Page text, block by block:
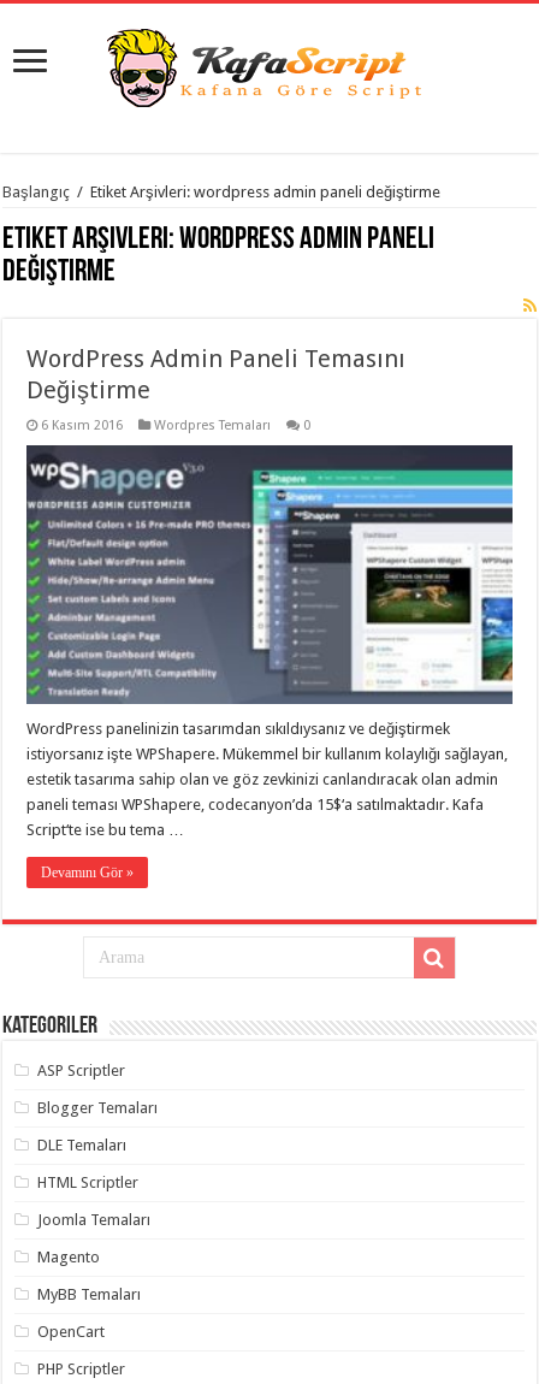
istanbul
evden
eve
taşımacılık,
gaziantep
taşımacılık ,
evden
taşımacılık,
gaziantep
evden
taşımacılık,
evden
taşımacılık,
gaziantep
evden
taşımacılık,
gaziantep
evden
taşımacılık,
evden
taşımacılık
gaziantep
evden
taşımacılık
evden
taşımacılık
gaziantep
gaziantep
gaziantep
gaziantep
gaziantep
gaziantep
twitter
hilesi ,
takipçi
Başlangıç / Etiket Arşivleri: wordpress admin paneli değiştirme
Etiket Arşivleri:wordpress admin paneli
değiştirme
WordPress Admin Paneli Temasını
Değiştirme
6 Kasım 2016 Wordpres Temaları 0
WordPress panelinizin tasarımdan sıkıldıysanız ve değiştirmek
istiyorsanız işte WPShapere. Mükemmel bir kullanım kolaylığı sağlayan,
estetik tasarıma sahip olan ve göz zevkinizi canlandıracak olan admin
paneli teması WPShapere, codecanyon’da 15$‘a satılmaktadır. Kafa
Script‘te ise bu tema …
Devamını Gör »
Kategoriler
ASP Scriptler
Blogger Temaları
DLE Temaları
HTML Scriptler
Joomla Temaları
Magento
MyBB Temaları
OpenCart
PHP Scriptler